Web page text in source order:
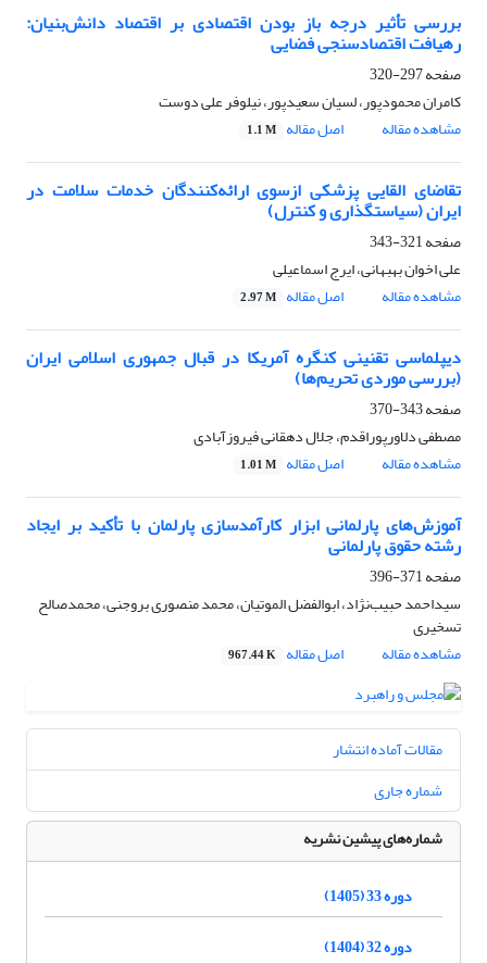
بررسی تأثیر درجه باز بودن اقتصادی بر اقتصاد دانش‌بنیان:
رهیافت اقتصادسنجی فضایی
صفحه297-320
کامران محمودپور، لسیان سعیدپور، نیلوفر علی دوست
مشاهده مقاله
اصل مقاله 1.1 M
تقاضای القایی پزشکی ازسوی ارائه‌کنندگان خدمات سلامت در
ایران (سیاستگذاری و کنترل)
صفحه321-343
علی اخوان بهبهانی، ایرج اسماعیلی
مشاهده مقاله
اصل مقاله 2.97 M
دیپلماسی تقنینی کنگره آمریکا در قبال جمهوری اسلامی ایران
(بررسی موردی تحریم‌ها)
صفحه343-370
مصطفی دلاورپوراقدم، جلال دهقانی فیروزآبادی
مشاهده مقاله
اصل مقاله 1.01 M
آموزش‌های پارلمانی ابزار کارآمدسازی پارلمان با تأکید بر ایجاد
رشته حقوق پارلمانی
صفحه371-396
سیداحمد حبیب‌نژاد، ابوالفضل الموتیان، محمد منصوری بروجنی، محمد‌صالح
تسخیری
مشاهده مقاله
اصل مقاله 967.44 K
مقالات آماده انتشار
شماره جاری
شماره‌های پیشین نشریه
دوره 33 (1405)
دوره 32 (1404)